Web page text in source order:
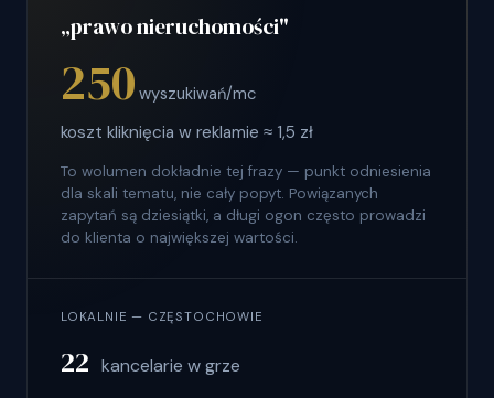
„prawo nieruchomości"
250 wyszukiwań/mc
koszt kliknięcia w reklamie ≈ 1,5 zł
To wolumen dokładnie tej frazy — punkt odniesienia
dla skali tematu, nie cały popyt. Powiązanych
zapytań są dziesiątki, a długi ogon często prowadzi
do klienta o największej wartości.
LOKALNIE — CZĘSTOCHOWIE
22 kancelarie w grze